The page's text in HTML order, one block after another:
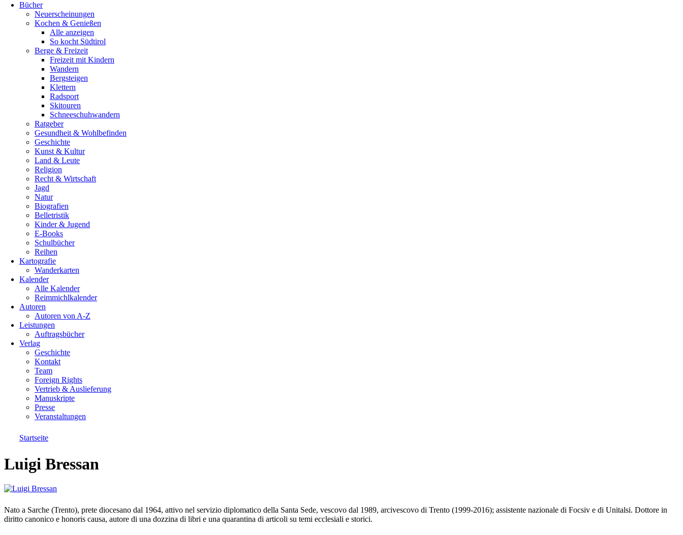
Bücher
Neuerscheinungen
Kochen & Genießen
Alle anzeigen
So kocht Südtirol
Berge & Freizeit
Freizeit mit Kindern
Wandern
Bergsteigen
Klettern
Radsport
Skitouren
Schneeschuhwandern
Ratgeber
Gesundheit & Wohlbefinden
Geschichte
Kunst & Kultur
Land & Leute
Religion
Recht & Wirtschaft
Jagd
Natur
Biografien
Belletristik
Kinder & Jugend
E-Books
Schulbücher
Reihen
Kartografie
Wanderkarten
Kalender
Alle Kalender
Reimmichlkalender
Autoren
Autoren von A-Z
Leistungen
Auftragsbücher
Verlag
Geschichte
Kontakt
Team
Foreign Rights
Vertrieb & Auslieferung
Manuskripte
Presse
Veranstaltungen
Startseite
Luigi Bressan
Nato a Sarche (Trento), prete diocesano dal 1964, attivo nel servizio diplomatico della Santa Sede, vescovo dal 1989, arcivescovo di Trento (1999-2016); assistente nazionale di Focsiv e di Unitalsi. Dottore in
diritto canonico e honoris causa, autore di una dozzina di libri e una quarantina di articoli su temi ecclesiali e storici.